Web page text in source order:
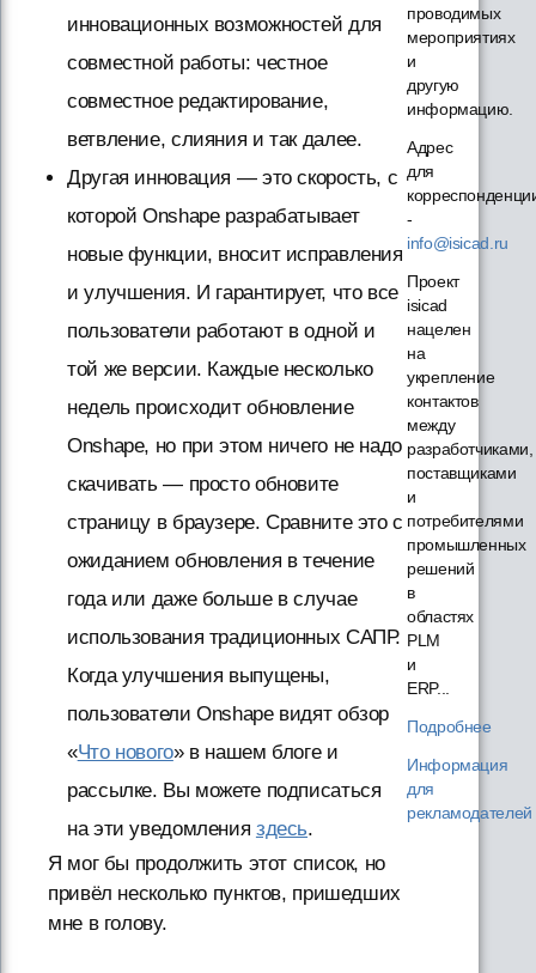
инновационных возможностей для
совместной работы: честное
совместное редактирование,
ветвление, слияния и так далее.
Другая инновация — это скорость, с
которой Onshape разрабатывает
новые функции, вносит исправления
и улучшения. И гарантирует, что все
пользователи работают в одной и
той же версии. Каждые несколько
недель происходит обновление
Onshape, но при этом ничего не надо
скачивать — просто обновите
страницу в браузере. Сравните это с
ожиданием обновления в течение
года или даже больше в случае
использования традиционных САПР.
Когда улучшения выпущены,
пользователи Onshape видят обзор
«Что нового» в нашем блоге и
рассылке. Вы можете подписаться
на эти уведомления здесь.
Я мог бы продолжить этот список, но
привёл несколько пунктов, пришедших
мне в голову.
проводимых
мероприятиях
и
другую
информацию.
Адрес
для
-
info@isicad.ru
Проект
isicad
нацелен
на
укрепление
контактов
между
разработчиками,
поставщиками
и
потребителями
промышленных
решений
в
областях
PLM
и
ERP...
Подробнее
Информация
для
рекламодателей